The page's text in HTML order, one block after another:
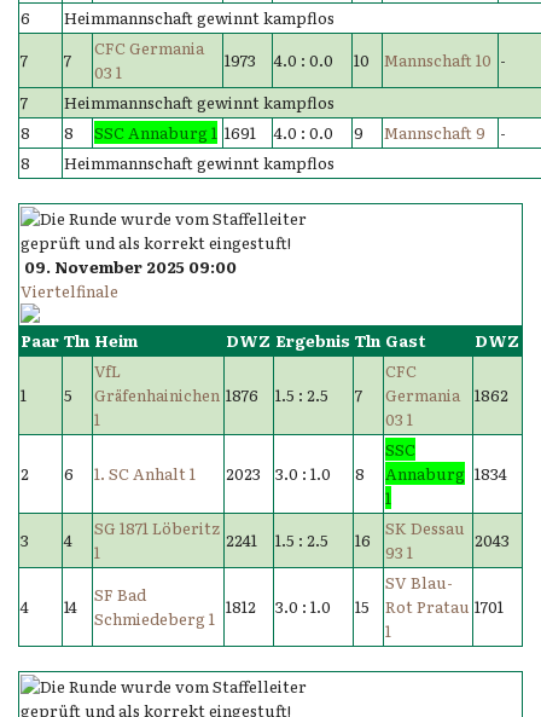
6
Heimmannschaft gewinnt kampflos
7
7
CFC Germania
03 1
1973 4.0 : 0.0 10 Mannschaft 10 -
7
Heimmannschaft gewinnt kampflos
8
8 SSC Annaburg 1 1691 4.0 : 0.0 9 Mannschaft 9
-
8
Heimmannschaft gewinnt kampflos
09. November 2025 09:00
Viertelfinale
Paar Tln Heim DWZ Ergebnis Tln Gast DWZ
1 5
VfL
Gräfenhainichen
1
1876 1.5 : 2.5 7
CFC
Germania
03 1
1862
2 6 1. SC Anhalt 1 2023 3.0 : 1.0 8
SSC
Annaburg
1
1834
3 4
SG 1871 Löberitz
1
2241 1.5 : 2.5 16
SK Dessau
93 1
2043
4 14
SF Bad
Schmiedeberg 1
1812 3.0 : 1.0 15
SV Blau-
Rot Pratau
1
1701